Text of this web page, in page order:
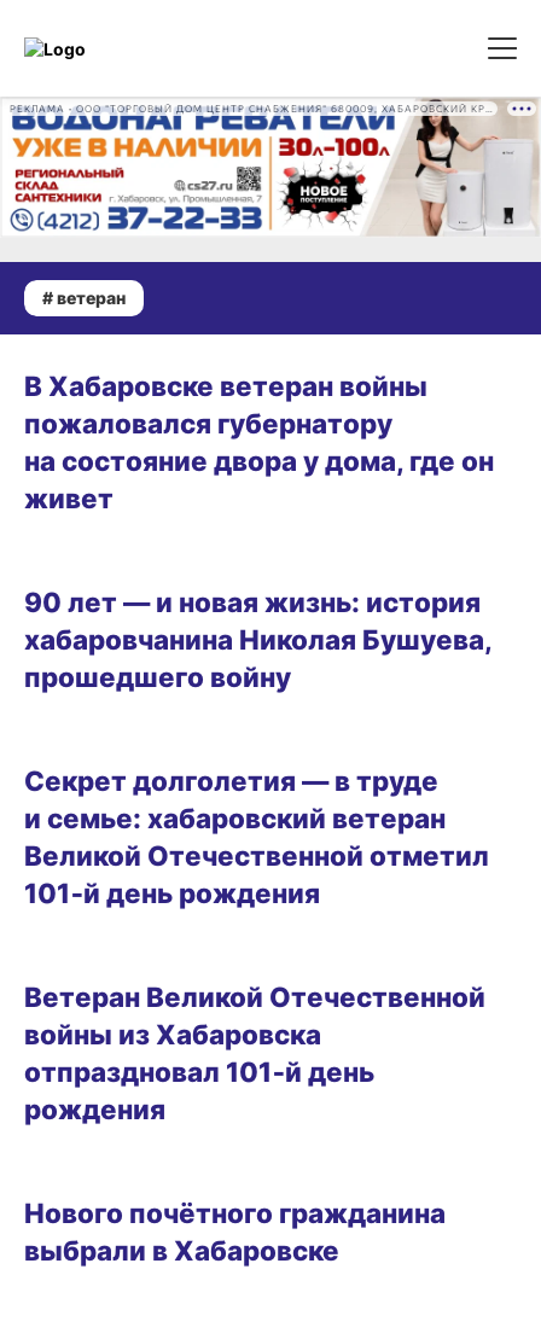
# ветеран
В Хабаровске ветеран войны
пожаловался губернатору
на состояние двора у дома, где он
живет
90 лет — и новая жизнь: история
хабаровчанина Николая Бушуева,
прошедшего войну
Секрет долголетия — в труде
и семье: хабаровский ветеран
Великой Отечественной отметил
101‑й день рождения
Ветеран Великой Отечественной
войны из Хабаровска
отпраздновал 101‑й день
рождения
Нового почётного гражданина
выбрали в Хабаровске